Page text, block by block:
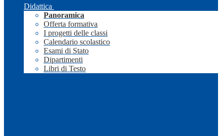
Didattica
Panoramica
Offerta formativa
I progetti delle classi
Calendario scolastico
Esami di Stato
Dipartimenti
Libri di Testo